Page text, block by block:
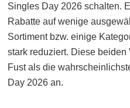
Singles Day 2026 schalten.
Rabatte auf wenige
Sortiment bzw. einige
stark reduziert. Diese
Fust als die
Day 2026 an.